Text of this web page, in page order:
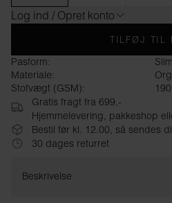
Log ind / Opret konto
TILFØJ TIL
Pasform:
Materiale:
Stofvægt (GSM):
190
Gratis fragt fra 699,-
Hjemmelevering, pakkeshop
Bestil før kl. 12.00, så sendes
30 dages returret
Beskrivelse